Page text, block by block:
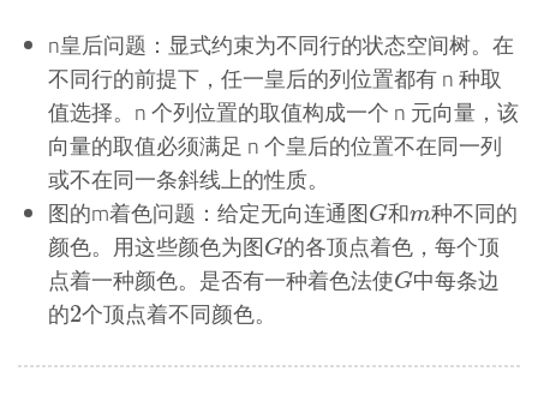
n皇后问题：显式约束为不同行的状态空间树。在
不同行的前提下，任一皇后的列位置都有 n 种取
值选择。n 个列位置的取值构成一个 n 元向量，该
向量的取值必须满足 n 个皇后的位置不在同一列
或不在同一条斜线上的性质。
图的m着色问题：给定⽆向连通图G
G和m
m种不同的
颜⾊。⽤这些颜⾊为图G
G的各顶点着⾊，每个顶
点着⼀种颜⾊。是否有⼀种着⾊法使G
G中每条边
的2
2个顶点着不同颜⾊。